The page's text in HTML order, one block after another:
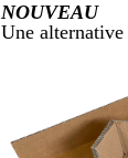
NOUVEAU
Une